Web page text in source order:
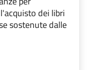
dei libri
sostenute dalle